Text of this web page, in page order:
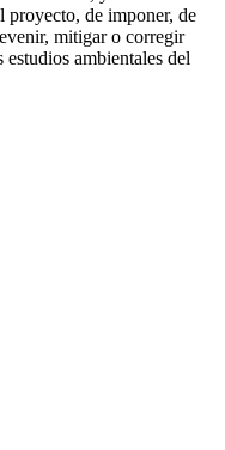
proyecto, de imponer, de
mitigar o corregir
ambientales del